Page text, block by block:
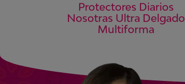
Protectores Diarios
Nosotras Ultra Delgado
Multiforma